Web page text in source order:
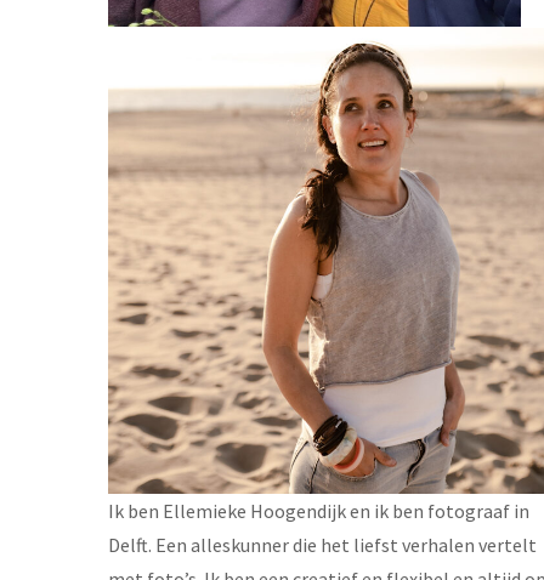
Ik ben Ellemieke Hoogendijk en ik ben fotograaf in
Delft. Een alleskunner die het liefst verhalen vertelt